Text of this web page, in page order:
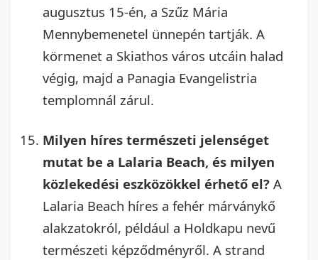
augusztus 15-én, a Szűz Mária
Mennybemenetel ünnepén tartják. A
körmenet a Skiathos város utcáin halad
végig, majd a Panagia Evangelistria
templomnál zárul.
Milyen híres természeti jelenséget
mutat be a Lalaria Beach, és milyen
közlekedési eszközökkel érhető el? A
Lalaria Beach híres a fehér márványkő
alakzatokról, például a Holdkapu nevű
természeti képződményről. A strand